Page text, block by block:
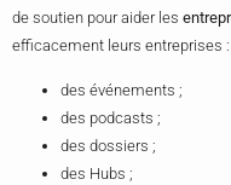
de soutien pour aider les
efficacement leurs entreprises :
des événements ;
des podcasts ;
des dossiers ;
des Hubs ;